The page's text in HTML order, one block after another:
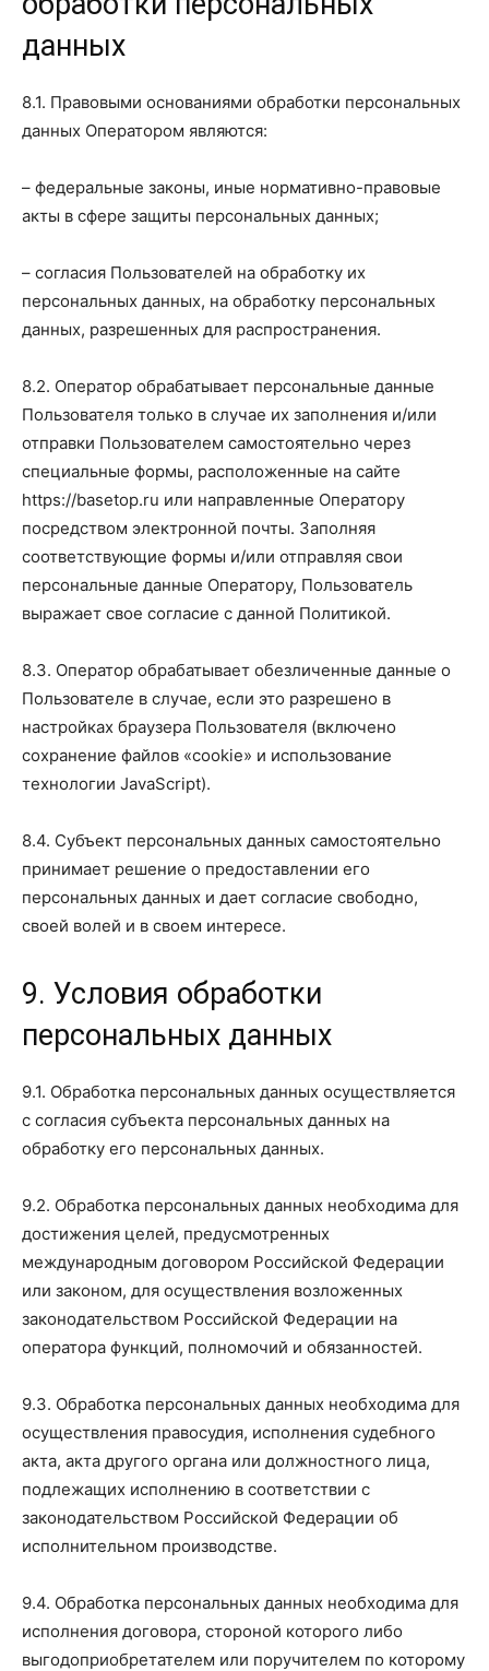
данных
8.1. Правовыми основаниями обработки персональных
данных Оператором являются:
– федеральные законы, иные нормативно-правовые
акты в сфере защиты персональных данных;
– согласия Пользователей на обработку их
персональных данных, на обработку персональных
данных, разрешенных для распространения.
8.2. Оператор обрабатывает персональные данные
Пользователя только в случае их заполнения и/или
отправки Пользователем самостоятельно через
специальные формы, расположенные на сайте
https://basetop.ru или направленные Оператору
посредством электронной почты. Заполняя
соответствующие формы и/или отправляя свои
персональные данные Оператору, Пользователь
выражает свое согласие с данной Политикой.
8.3. Оператор обрабатывает обезличенные данные о
Пользователе в случае, если это разрешено в
настройках браузера Пользователя (включено
сохранение файлов «cookie» и использование
технологии JavaScript).
8.4. Субъект персональных данных самостоятельно
принимает решение о предоставлении его
персональных данных и дает согласие свободно,
своей волей и в своем интересе.
9. Условия обработки
персональных данных
9.1. Обработка персональных данных осуществляется
с согласия субъекта персональных данных на
обработку его персональных данных.
9.2. Обработка персональных данных необходима для
достижения целей, предусмотренных
международным договором Российской Федерации
или законом, для осуществления возложенных
законодательством Российской Федерации на
оператора функций, полномочий и обязанностей.
9.3. Обработка персональных данных необходима для
осуществления правосудия, исполнения судебного
акта, акта другого органа или должностного лица,
подлежащих исполнению в соответствии с
законодательством Российской Федерации об
исполнительном производстве.
9.4. Обработка персональных данных необходима для
исполнения договора, стороной которого либо
выгодоприобретателем или поручителем по которому